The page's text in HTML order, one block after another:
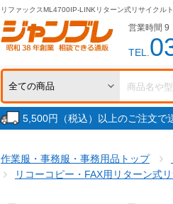
リファックスML4700IP-LINKリターン式リサイクル
営業時間 9
TEL.
5,500円（税込）以上のご注文
作業服・事務服・事務用品トップ
リコーコピー・FAX用リターン式